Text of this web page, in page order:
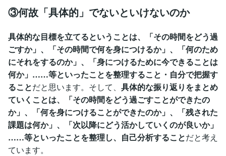
③何故「具体的」でないといけないのか
具体的な目標を立てるということは、「その時間をどう過
ごすか」、「その時間で何を身につけるか」、「何のため
にそれをするのか」、「身につけるために今できることは
何か」……等といったことを整理すること・自分で把握す
ることだと思います。そして、 具体的な振り返りをまとめ
ていくことは、「その時間をどう過ごすことができたの
か」、「何を身につけることができたのか」、「残された
課題は何か」、「次以降にどう活かしていくのが良いか」
……等といったことを整理し、自己分析することだと考え
ています。